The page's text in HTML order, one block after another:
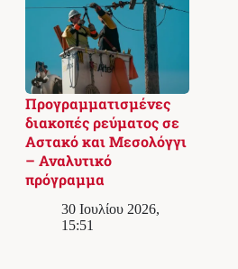
Προγραμματισμένες
διακοπές ρεύματος σε
Αστακό και Μεσολόγγι
– Αναλυτικό
πρόγραμμα
30 Ιουλίου 2026,
15:51